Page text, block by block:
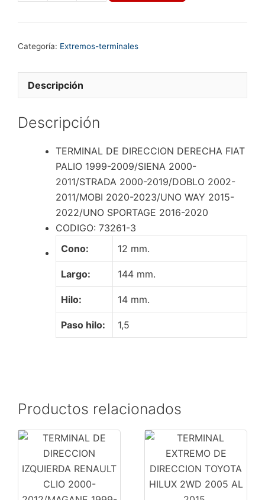
DIRECCION
FIAT
2009/SIENA
2019/DOBLO
2002-
2011/MOBI
2020-
2023/UNO
WAY
2015-
2022/UNO
SPORTAGE
2016-
2020
cantidad
Categoría: Extremos-terminales
Descripción
Descripción
TERMINAL DE DIRECCION DERECHA FIAT
PALIO 1999-2009/SIENA 2000-
2011/STRADA 2000-2019/DOBLO 2002-
2011/MOBI 2020-2023/UNO WAY 2015-
2022/UNO SPORTAGE 2016-2020
CODIGO: 73261-3
Cono:
12 mm.
Largo: 144 mm.
Hilo: 14 mm.
Paso hilo: 1,5
Productos relacionados